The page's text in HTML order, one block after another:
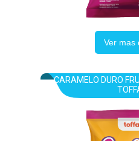
Ver mas
CARAMELO DURO